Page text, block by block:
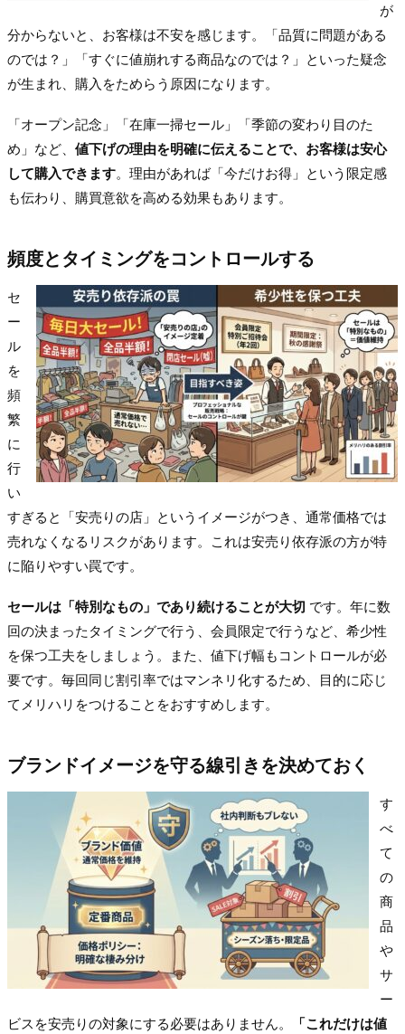
が
分からないと、お客様は不安を感じます。「品質に問題がある
のでは？」「すぐに値崩れする商品なのでは？」といった疑念
が生まれ、購入をためらう原因になります。
「オープン記念」「在庫一掃セール」「季節の変わり目のた
め」など、 値下げの理由を明確に伝えることで、お客様は安心
して購入できます。理由があれば「今だけお得」という限定感
も伝わり、購買意欲を高める効果もあります。
頻度とタイミングをコントロールする
セ
ー
ル
を
頻
繁
に
行
い
すぎると「安売りの店」というイメージがつき、通常価格では
売れなくなるリスクがあります。これは安売り依存派の方が特
に陥りやすい罠です。
セールは「特別なもの」であり続けることが大切 です。年に数
回の決まったタイミングで行う、会員限定で行うなど、希少性
を保つ工夫をしましょう。また、値下げ幅もコントロールが必
要です。毎回同じ割引率ではマンネリ化するため、目的に応じ
てメリハリをつけることをおすすめします。
ブランドイメージを守る線引きを決めておく
す
べ
て
の
商
品
や
サ
ー
ビスを安売りの対象にする必要はありません。
「これだけは値